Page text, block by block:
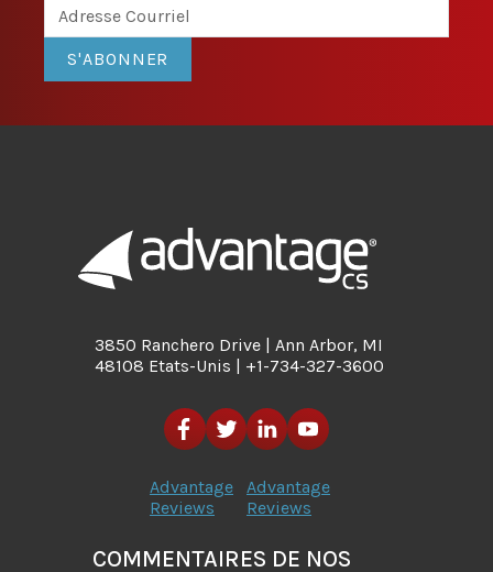
S'ABONNER
3850 Ranchero Drive | Ann Arbor, MI
48108 Etats-Unis | +1-734-327-3600
Advantage
Reviews
Advantage
Reviews
COMMENTAIRES DE NOS